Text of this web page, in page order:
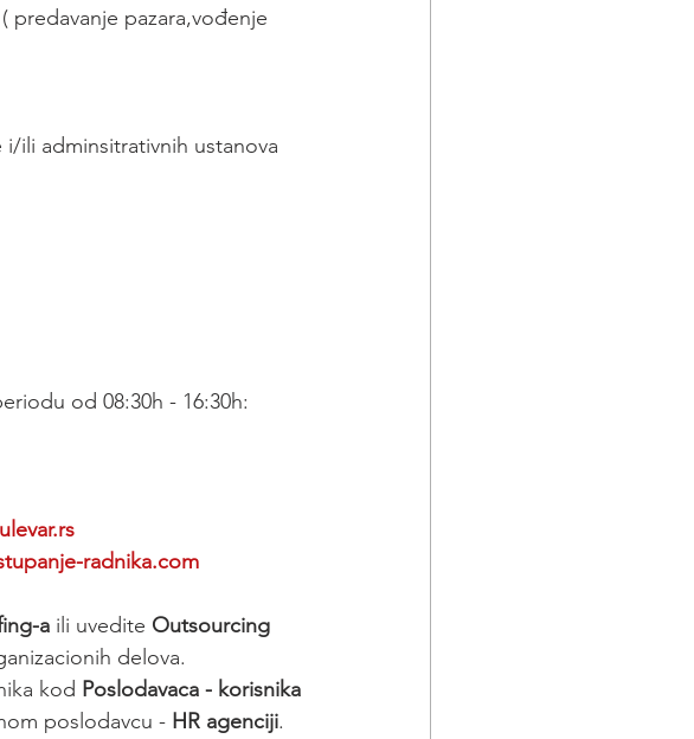
pazara,vođenje
ili adminsitrativnih ustanova
od 08:30h - 16:30h:
radnika.com
a ili uvedite Outsourcing
delova.
kod Poslodavaca - korisnika
poslodavcu - HR agenciji.